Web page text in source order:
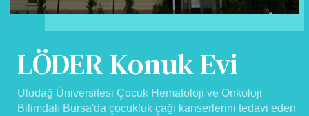
LÖDER Konuk Evi
Uludağ Üniversitesi Çocuk Hematoloji ve Onkoloji
Bilimdalı Bursa'da çocukluk çağı kanserlerini tedavi eden